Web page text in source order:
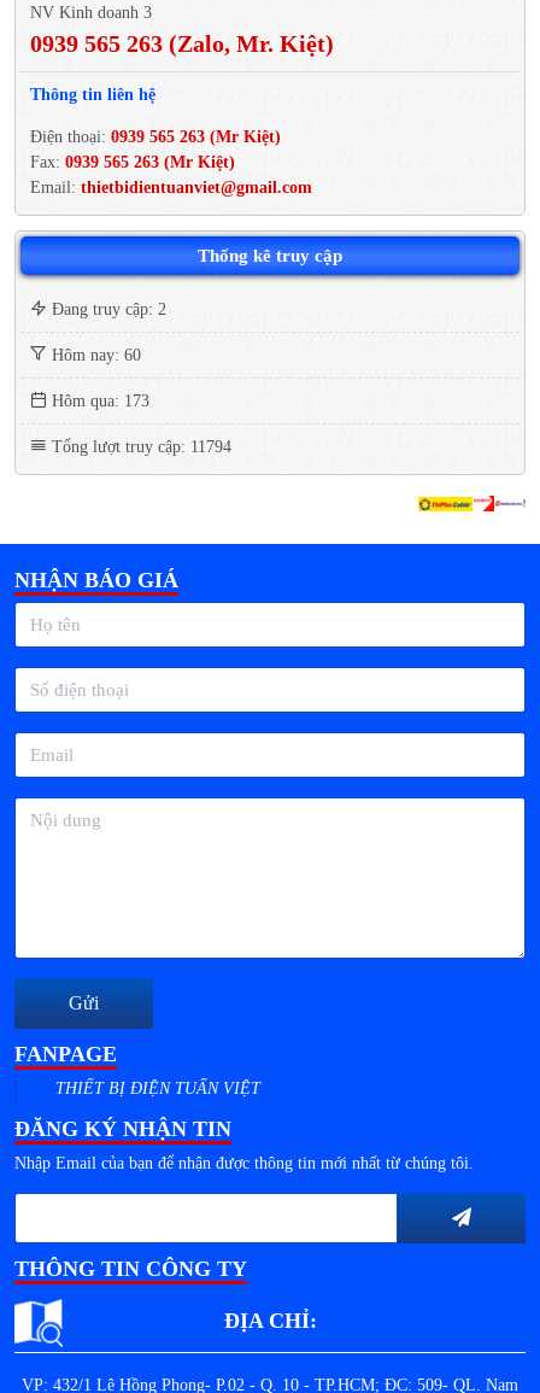
NV Kinh doanh 3
0939 565 263 (Zalo, Mr. Kiệt)
Thông tin liên hệ
Điện thoại: 0939 565 263 (Mr Kiệt)
Fax: 0939 565 263 (Mr Kiệt)
Email: thietbidientuanviet@gmail.com
Thống kê truy cập
Đang truy cập: 2
Hôm nay: 60
Hôm qua: 173
Tổng lượt truy cập: 11794
NHẬN BÁO GIÁ
Gửi
FANPAGE
THIẾT BỊ ĐIỆN TUẤN VIỆT
ĐĂNG KÝ NHẬN TIN
Nhập Email của bạn để nhận được thông tin mới nhất từ chúng tôi.
THÔNG TIN CÔNG TY
ĐỊA CHỈ:
VP: 432/1 Lê Hồng Phong- P.02 - Q. 10 - TP.HCM; ĐC: 509- QL. Nam